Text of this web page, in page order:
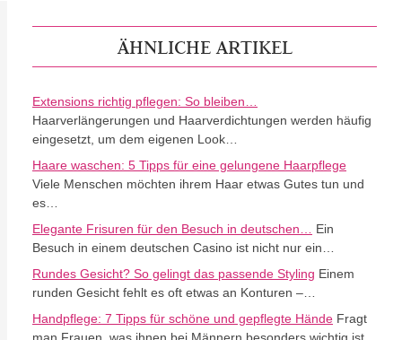
ÄHNLICHE ARTIKEL
Extensions richtig pflegen: So bleiben…
Haarverlängerungen und Haarverdichtungen werden häufig
eingesetzt, um dem eigenen Look…
Haare waschen: 5 Tipps für eine gelungene Haarpflege
Viele Menschen möchten ihrem Haar etwas Gutes tun und
es…
Elegante Frisuren für den Besuch in deutschen…
Ein
Besuch in einem deutschen Casino ist nicht nur ein…
Rundes Gesicht? So gelingt das passende Styling Einem
runden Gesicht fehlt es oft etwas an Konturen –…
Handpflege: 7 Tipps für schöne und gepflegte Hände Fragt